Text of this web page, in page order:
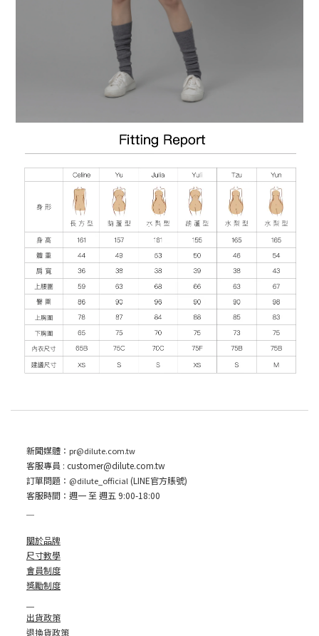
新聞媒體： pr@dilute.com.tw
客服專員 : customer@dilute.com.tw
訂單問題： @dilute_official (LINE官方賬號)
客服時間：週一 至 週五 9:00-18:00
關於品牌
尺寸教學
會員制度
獎勵制度
出貨政策
退換貨政策